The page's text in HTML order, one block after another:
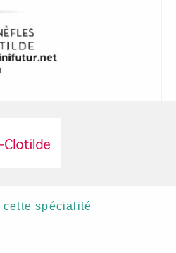
cette spécialité